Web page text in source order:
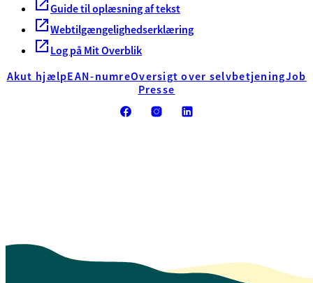
Guide til oplæsning af tekst
Webtilgængelighedserklæring
Log på Mit Overblik
Akut hjælpEAN-numreOversigt over selvbetjeningJob
Presse